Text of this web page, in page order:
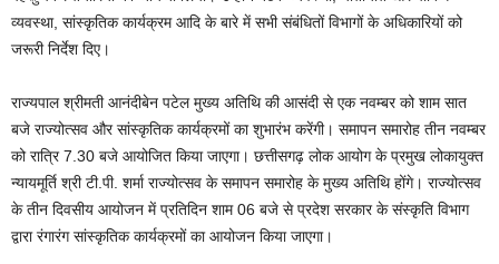
व्यवस्था, सांस्कृतिक कार्यक्रम आदि के बारे में सभी संबंधितों विभागों के अधिकारियों को
जरूरी निर्देश दिए।
राज्यपाल श्रीमती आनंदीबेन पटेल मुख्य अतिथि की आसंदी से एक नवम्बर को शाम सात
बजे राज्योत्सव और सांस्कृतिक कार्यक्रमों का शुभारंभ करेंगी। समापन समारोह तीन नवम्बर
को रात्रि 7.30 बजे आयोजित किया जाएगा। छत्तीसगढ़ लोक आयोग के प्रमुख लोकायुक्त
न्यायमूर्ति श्री टी.पी. शर्मा राज्योत्सव के समापन समारोह के मुख्य अतिथि होंगे। राज्योत्सव
के तीन दिवसीय आयोजन में प्रतिदिन शाम 06 बजे से प्रदेश सरकार के संस्कृति विभाग
द्वारा रंगारंग सांस्कृतिक कार्यक्रमों का आयोजन किया जाएगा।